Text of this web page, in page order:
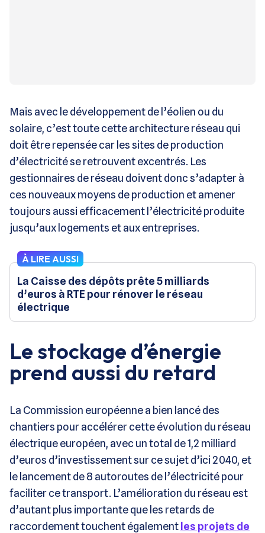
Mais avec le développement de l’éolien ou du
solaire, c’est toute cette architecture réseau qui
doit être repensée car les sites de production
d’électricité se retrouvent excentrés. Les
gestionnaires de réseau doivent donc s’adapter à
ces nouveaux moyens de production et amener
toujours aussi efficacement l’électricité produite
jusqu’aux logements et aux entreprises.
À LIRE AUSSI
La Caisse des dépôts prête 5 milliards
d’euros à RTE pour rénover le réseau
électrique
Le stockage d’énergie
prend aussi du retard
La Commission européenne a bien lancé des
chantiers pour accélérer cette évolution du réseau
électrique européen, avec un total de 1,2 milliard
d’euros d’investissement sur ce sujet d’ici 2040, et
le lancement de 8 autoroutes de l’électricité pour
faciliter ce transport. L’amélioration du réseau est
d’autant plus importante que les retards de
raccordement touchent égalementles projets de